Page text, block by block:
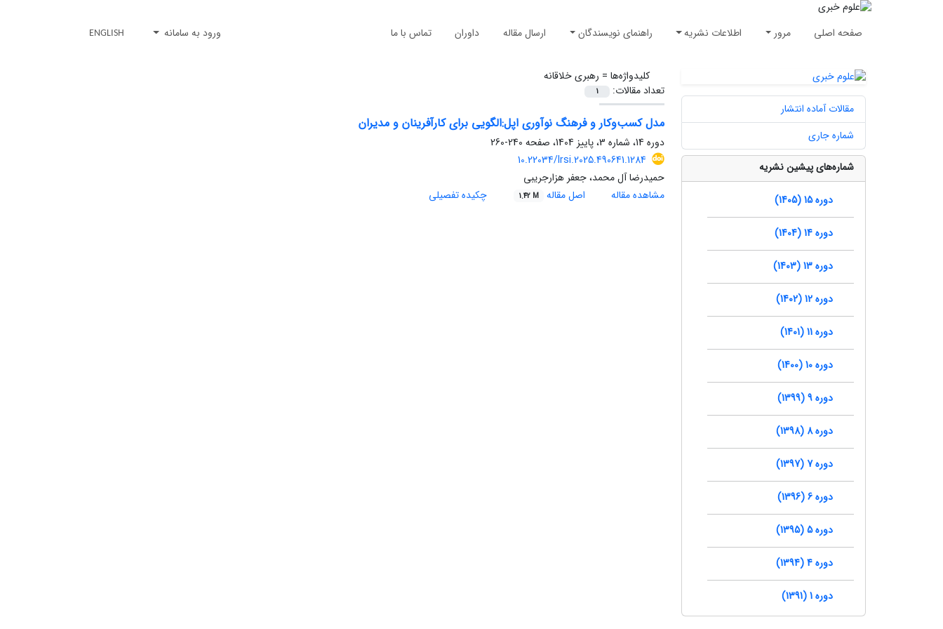
صفحه اصلی مرور اطلاعات نشریه راهنمای نویسندگان ارسال مقاله داوران تماس با ما ورود به سامانه ENGLISH
کلیدواژه‌ها = رهبری خلاقانه
تعداد مقالات:
1
مدل کسب‌وکار و فرهنگ نوآوری اپل:الگویی برای کارآفرینان و مدیران
دوره 14، شماره 3، پاییز 1404، صفحه
240-260
10.22034/lrsi.2025.490641.1284
حمیدرضا آل محمد، جعفر هزارجریبی
مشاهده مقاله
اصل مقاله 1.42 M چکیده تفصیلی
مقالات آماده انتشار
شماره جاری
شماره‌های پیشین نشریه
دوره 15 (1405)
دوره 14 (1404)
دوره 13 (1403)
دوره 12 (1402)
دوره 11 (1401)
دوره 10 (1400)
دوره 9 (1399)
دوره 8 (1398)
دوره 7 (1397)
دوره 6 (1396)
دوره 5 (1395)
دوره 4 (1394)
دوره 1 (1391)